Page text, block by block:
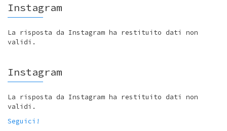
Instagram
La risposta da Instagram ha restituito dati non
validi.
Instagram
La risposta da Instagram ha restituito dati non
validi.
Seguici!